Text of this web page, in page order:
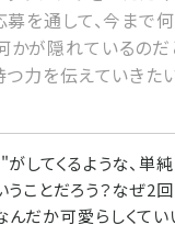
募を通して、今ま
が隠れているのだ
つ力を伝えていきた
してくるような、
うことだろう？なぜ2
だか可愛らしくてい